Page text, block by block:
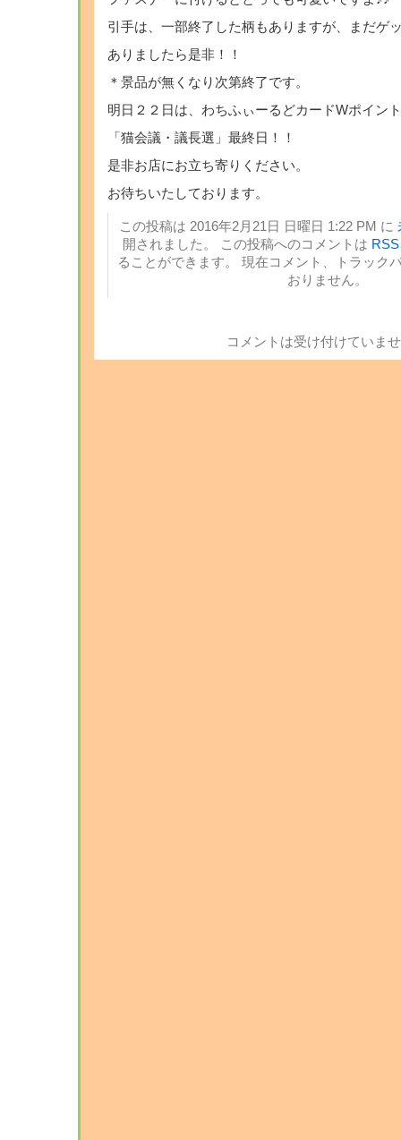
引手は、一部終了した柄もありますが、まだゲ
ありましたら是非！！
＊景品が無くなり次第終了です。
明日２２日は、わちふぃーるどカードWポイン
「猫会議・議長選」最終日！！
是非お店にお立ち寄りください。
お待ちいたしております。
この投稿は 2016年2月21日 日曜日 1:22 PM に
開されました。 この投稿へのコメントは
ることができます。 現在コメント、トラック
おりません。
コメントは受け付けていま